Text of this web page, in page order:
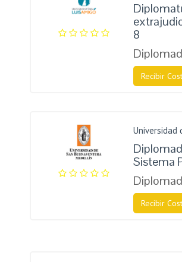
8
Recibir
Universidad
Sistema
Recibir